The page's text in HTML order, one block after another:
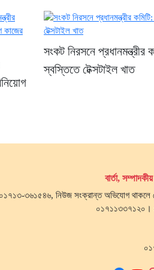
সংকট নিরসনে প্রধানমন্ত্রীর
স্বস্তিতে টেক্সটাইল খাত
বার্তা,
০১৭১৩-৩৬১৫৪৬, নিউজ সংক্রান্ত অভিযোগ